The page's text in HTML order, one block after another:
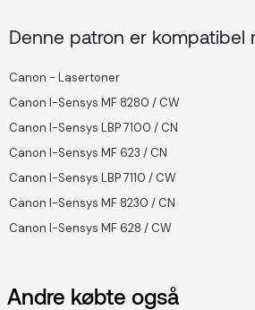
Denne patron er kompatibel
Canon - Lasertoner
Canon I-Sensys MF 8280 / CW
Canon I-Sensys LBP 7100 / CN
Canon I-Sensys MF 623 / CN
Canon I-Sensys LBP 7110 / CW
Canon I-Sensys MF 8230 / CN
Canon I-Sensys MF 628 / CW
Andre købte også